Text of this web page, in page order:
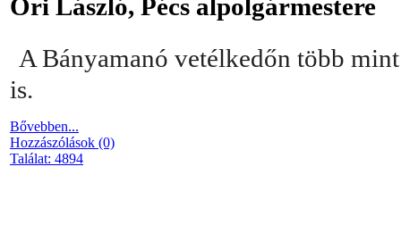
Őri László, Pécs alpolgármestere
A Bányamanó vetélkedőn több
is.
Bővebben...
Hozzászólások (0)
Találat: 4894